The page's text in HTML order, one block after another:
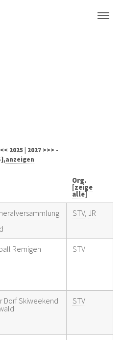
2025 2027 >>> -
anzeigen
Org.
[zeige
alle]
STV, JR
Remigen
STV
Dorf Skiweekend
STV